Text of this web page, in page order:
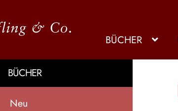
BÜCHER
BÜCHER
Neu